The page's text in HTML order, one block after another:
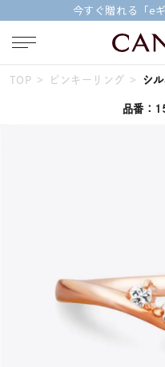
今すぐ贈れる「e
ブランド
TOP ピンキーリング シ
品番：